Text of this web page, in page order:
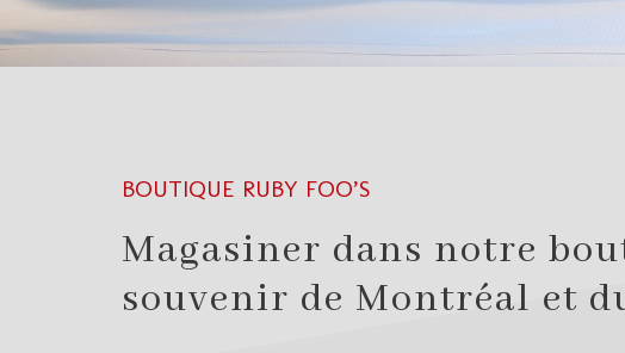
BOUTIQUE RUBY FOO’S
Magasiner dans notre
souvenir de Montréal et